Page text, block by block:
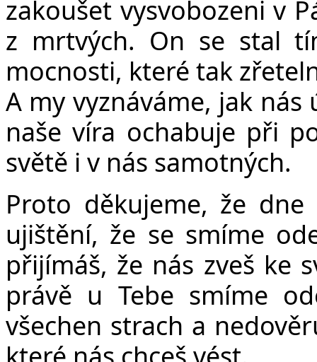
zakoušet vysvobozeni v
z mrtvých. On se stal
mocnosti, které tak
A my vyznáváme, jak
naše víra ochabuje při
světě i v nás samotných.
Proto děkujeme, že
ujištění, že se smíme
přijímáš, že nás zveš ke
právě u Tebe smíme
všechen strach a